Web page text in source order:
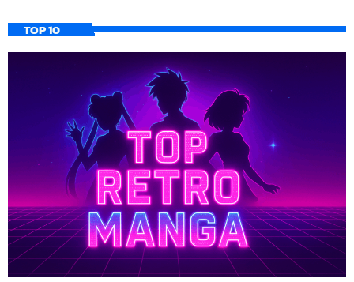
TOP 10